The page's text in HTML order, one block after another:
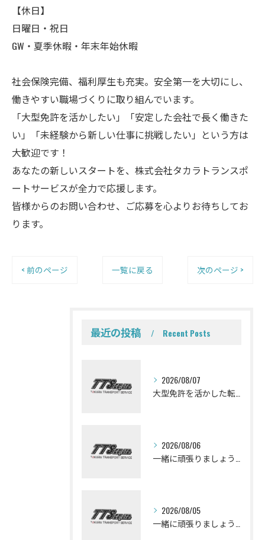
【休日】
日曜日・祝日
GW・夏季休暇・年末年始休暇
社会保険完備、福利厚生も充実。安全第一を大切にし、
働きやすい職場づくりに取り組んでいます。
「大型免許を活かしたい」「安定した会社で長く働きた
い」「未経験から新しい仕事に挑戦したい」という方は
大歓迎です！
あなたの新しいスタートを、株式会社タカラトランスポ
ートサービスが全力で応援します。
皆様からのお問い合わせ、ご応募を心よりお待ちしてお
ります。
< 前のページ 一覧に戻る 次のページ >
最近の投稿 Recent Posts
2026/08/07
2026/08/06
2026/08/05